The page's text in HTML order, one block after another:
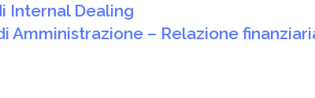
Internal Dealing
Amministrazione – Relazione